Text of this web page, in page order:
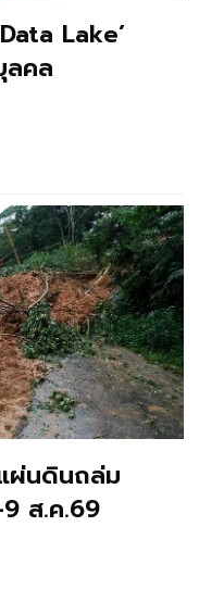
Lake’
ลคล
แผ่นดินถล่ม
9 ส.ค.69